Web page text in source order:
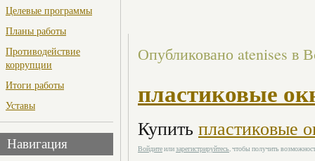
Целевые программы
Планы работы
Противодействие
коррупции
Итоги работы
Уставы
Навигация
Опубликовано atenises в
пластиковые
Купить пластиковые
Войдитеилизарегистрируйтесь, чтобы получить